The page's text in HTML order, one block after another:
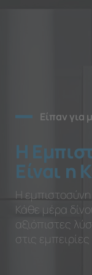
Είπαν για
Η
Είναι η
Η
Κάθε μέρα
αξιόπιστες
στις εμπειρίες